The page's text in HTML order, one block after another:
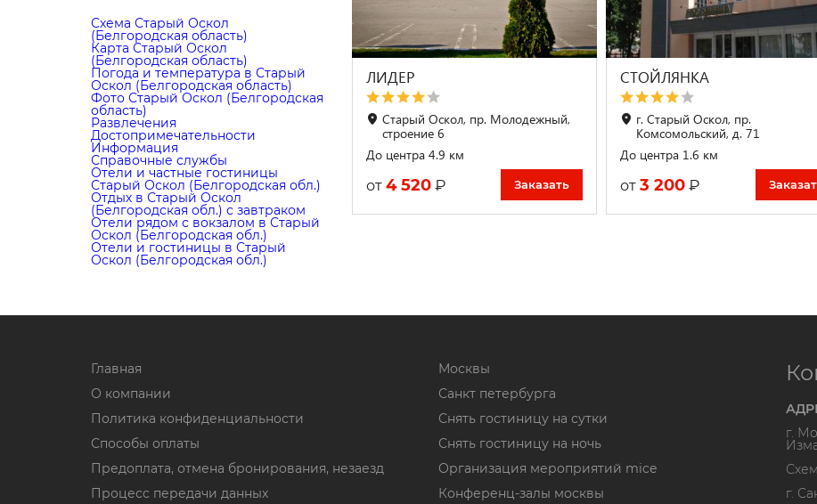
ЛИДЕР
Старый Оскол, пр. Молодежный,
строение 6
До центра 4.9 км
от 4 520 ₽ Заказать
СТОЙЛЯНКА
г. Старый Оскол, пр.
Комсомольский, д. 71
До центра 1.6 км
от3 200 ₽
Схема Старый Оскол
(Белгородская область)
Карта Старый Оскол
(Белгородская область)
Погода и температура в Старый
Оскол (Белгородская область)
Фото Старый Оскол (Белгородская
область)
Развлечения
Достопримечательности
Информация
Справочные службы
Отели и частные гостиницы
Старый Оскол (Белгородская обл.)
Отдых в Старый Оскол
(Белгородская обл.) с завтраком
Отели рядом с вокзалом в Старый
Оскол (Белгородская обл.)
Отели и гостиницы в Старый
Оскол (Белгородская обл.)
Главная
О компании
Политика конфиденциальности
Способы оплаты
Предоплата, отмена бронирования, незаезд
Процесс передачи данных
Москвы
Санкт петербурга
Снять гостиницу на сутки
Снять гостиницу на ночь
Организация мероприятий mice
Конференц-залы москвы
г.
г.